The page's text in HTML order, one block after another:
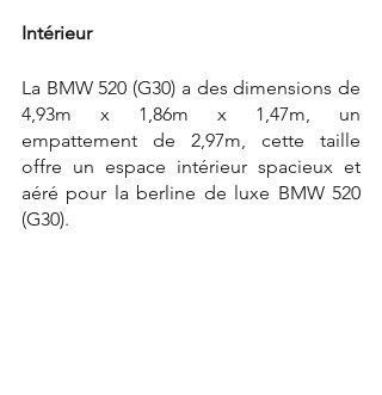
Intérieur
La BMW 520 (G30) a des dimensions de
4,93m x 1,86m x 1,47m, un
empattement de 2,97m, cette taille
offre un espace intérieur spacieux et
aéré pour la berline de luxe BMW 520
(G30).